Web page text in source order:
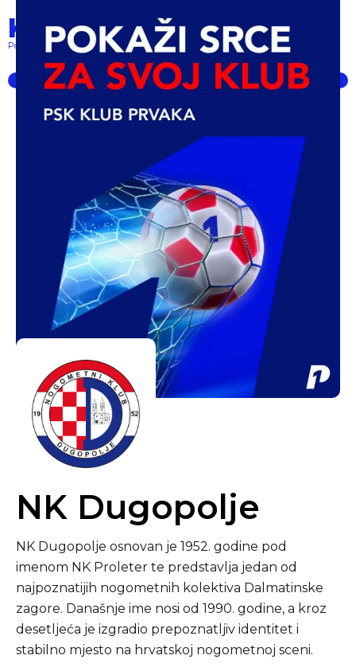
Klub prvaka
Pokret lokalnih klubova... powered by PSK
NK Dugopolje
NK Dugopolje osnovan je 1952. godine pod
imenom NK Proleter te predstavlja jedan od
najpoznatijih nogometnih kolektiva Dalmatinske
zagore. Današnje ime nosi od 1990. godine, a kroz
desetljeća je izgradio prepoznatljiv identitet i
stabilno mjesto na hrvatskoj nogometnoj sceni.